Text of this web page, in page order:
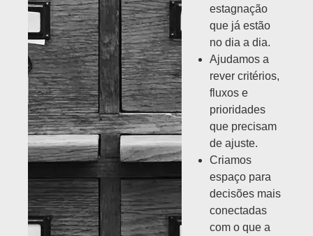
estagnação
que já estão
no dia a dia.
Ajudamos a
rever critérios,
fluxos e
prioridades
que precisam
de ajuste.
Criamos
espaço para
decisões mais
conectadas
com o que a